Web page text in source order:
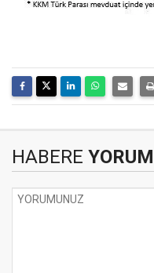
HABERE